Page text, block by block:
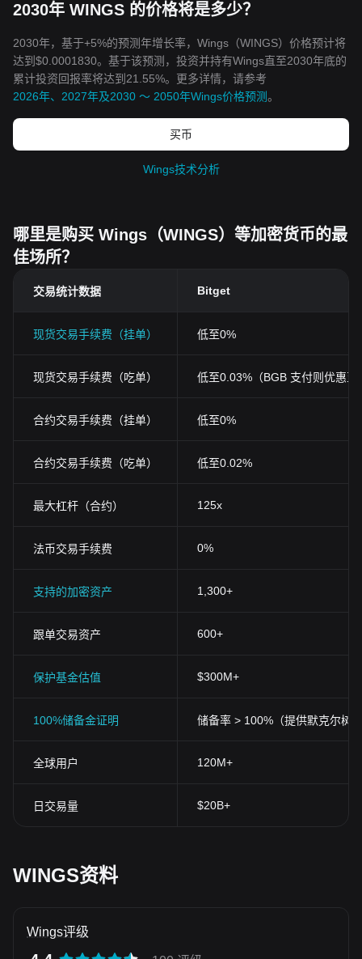
2030年 WINGS 的价格将是多少？
2030年，基于+5%的预测年增长率，Wings（WINGS）价格预计将
达到$0.0001830。基于该预测，投资并持有Wings直至2030年底的
累计投资回报率将达到21.55%。更多详情，请参考
2026年、2027年及2030 ～ 2050年Wings价格预测。
买币
Wings技术分析
哪里是购买 Wings（WINGS）等加密货币的最
佳场所？
交易统计数据 Bitget
现货交易手续费（挂单） 低至0%
现货交易手续费（吃单） 低至0.03%（BGB 支付则优惠至
合约交易手续费（挂单） 低至0%
合约交易手续费（吃单） 低至0.02%
最大杠杆（合约） 125x
法币交易手续费 0%
支持的加密资产 1,300+
跟单交易资产 600+
保护基金估值 $300M+
100%储备金证明 储备率 > 100%（提供默克尔树
全球用户 120M+
日交易量 $20B+
WINGS资料
Wings评级